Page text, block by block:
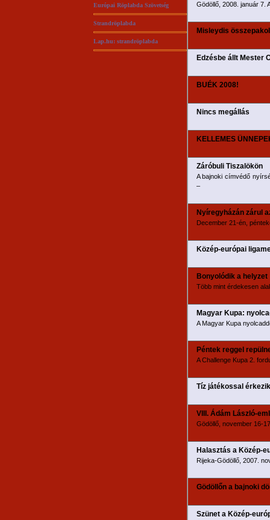
Európai Röplabda Szövetség
Strandröplabda
Lap.hu: strandröplabda
Gödöllő, 2008. január 7.
Misleydis
Edzésbe állt Mester
BUÉK 2008!
Nincs megállás
KELLEMES
Záróbuli Tiszalökön
A bajnoki címvédő
–
Nyíregyházán zárul
December 21-én,
Közép-európai
Bonyolódik a helyzet
Több mint érdekesen
Magyar Kupa:
A Magyar Kupa
Péntek reggel
A Challenge Kupa 2.
Tíz játékossal
VIII. Ádám László-
Gödöllő, november 16-
Halasztás a Közép-
Rijeka-Gödöllő, 2007.
Gödöllőn a bajnoki
Szünet a Közép-